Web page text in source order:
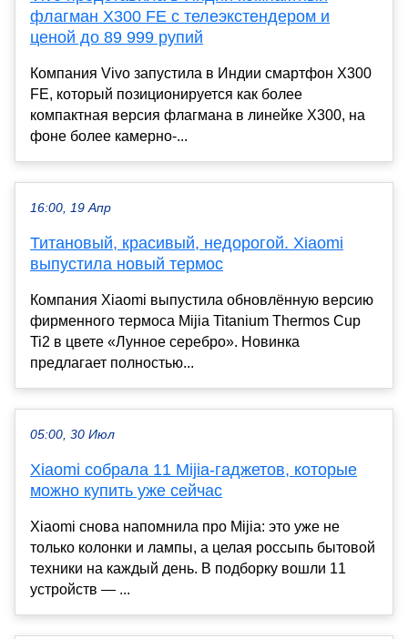
флагман X300 FE с телеэкстендером и
ценой до 89 999 рупий
Компания Vivo запустила в Индии смартфон X300
FE, который позиционируется как более
компактная версия флагмана в линейке X300, на
фоне более камерно-...
16:00, 19 Апр
Титановый, красивый, недорогой. Xiaomi
выпустила новый термос
Компания Xiaomi выпустила обновлённую версию
фирменного термоса Mijia Titanium Thermos Cup
Ti2 в цвете «Лунное серебро». Новинка
предлагает полностью...
05:00, 30 Июл
Xiaomi собрала 11 Mijia-гаджетов, которые
можно купить уже сейчас
Xiaomi снова напомнила про Mijia: это уже не
только колонки и лампы, а целая россыпь бытовой
техники на каждый день. В подборку вошли 11
устройств — ...